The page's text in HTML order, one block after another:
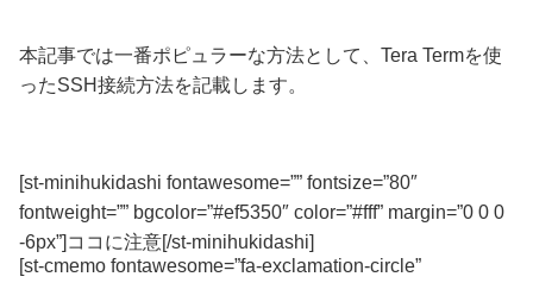
本記事では一番ポピュラーな方法として、Tera Termを使
ったSSH接続方法を記載します。
[st-minihukidashi fontawesome=”” fontsize=”80″
fontweight=”” bgcolor=”#ef5350″ color=”#fff” margin=”0 0 0
-6px”]ココに注意[/st-minihukidashi]
[st-cmemo fontawesome=”fa-exclamation-circle”